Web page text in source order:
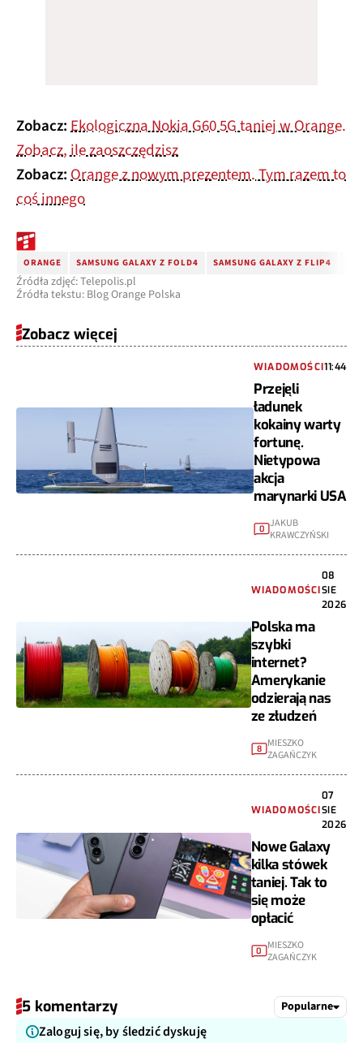
Zobacz:Ekologiczna Nokia G60 5G taniej w Orange.
Zobacz, ile zaoszczędzisz
Zobacz:Orange z nowym prezentem. Tym razem to
coś innego
ORANGE SAMSUNG GALAXY Z FOLD4 SAMSUNG GALAXY Z FLIP4
Źródła zdjęć: Telepolis.pl
Źródła tekstu: Blog Orange Polska
Zobacz więcej
WIADOMOŚCI11:44
Przejęli
ładunek
kokainy warty
fortunę.
Nietypowa
akcja
marynarki USA
0 JAKUB
KRAWCZYŃSKI
WIADOMOŚCI
08
SIE
2026
Polska ma
szybki
internet?
Amerykanie
odzierają nas
ze złudzeń
8 MIESZKO
ZAGAŃCZYK
WIADOMOŚCI
07
SIE
2026
Nowe Galaxy
kilka stówek
taniej. Tak to
się może
opłacić
0 MIESZKO
ZAGAŃCZYK
5 komentarzy Popularne
Zaloguj się, by śledzić dyskuję